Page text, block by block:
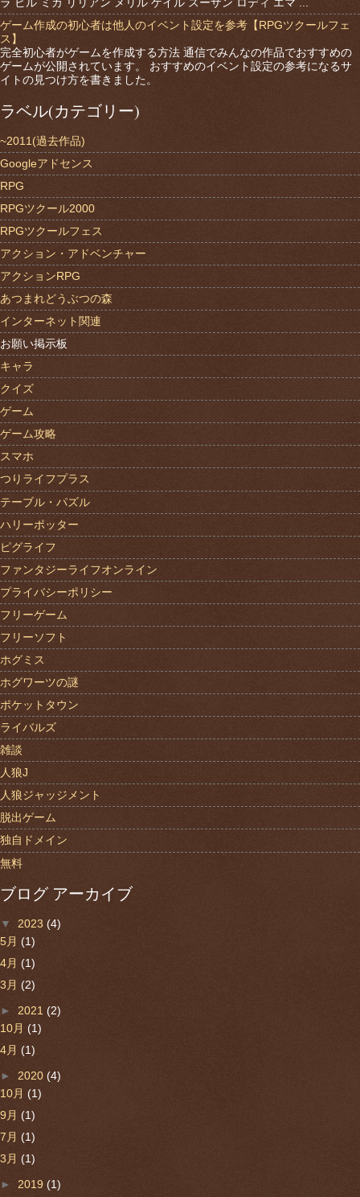
ラ ビル ミカ リリアン メリル ゲイル スーザン ロディ エマ ...
ゲーム作成の初心者は他人のイベント設定を参考【RPGツクールフェ
ス】
完全初心者がゲームを作成する方法 通信でみんなの作品でおすすめの
ゲームが公開されています。 おすすめのイベント設定の参考になるサ
イトの見つけ方を書きました。
ラベル(カテゴリー)
~2011(過去作品)
Googleアドセンス
RPG
RPGツクール2000
RPGツクールフェス
アクション・アドベンチャー
アクションRPG
あつまれどうぶつの森
インターネット関連
お願い掲示板
キャラ
クイズ
ゲーム
ゲーム攻略
スマホ
つりライフプラス
テーブル・パズル
ハリーポッター
ピグライフ
ファンタジーライフオンライン
プライバシーポリシー
フリーゲーム
フリーソフト
ホグミス
ホグワーツの謎
ポケットタウン
ライバルズ
雑談
人狼J
人狼ジャッジメント
脱出ゲーム
独自ドメイン
無料
ブログ アーカイブ
▼ 2023 (4)
5月 (1)
4月 (1)
3月 (2)
► 2021 (2)
10月 (1)
4月 (1)
► 2020 (4)
10月 (1)
9月 (1)
7月 (1)
3月 (1)
► 2019 (1)